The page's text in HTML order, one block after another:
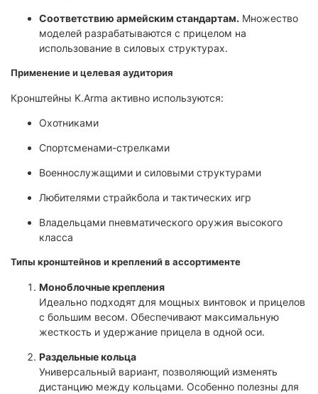
Соответствию армейским стандартам. Множество
моделей разрабатываются с прицелом на
использование в силовых структурах.
Применение и целевая аудитория
Кронштейны K.Arma активно используются:
Охотниками
Спортсменами-стрелками
Военнослужащими и силовыми структурами
Любителями страйкбола и тактических игр
Владельцами пневматического оружия высокого
класса
Типы кронштейнов и креплений в ассортименте
Моноблочные крепления
Идеально подходят для мощных винтовок и прицелов
с большим весом. Обеспечивают максимальную
жесткость и удержание прицела в одной оси.
Раздельные кольца
Универсальный вариант, позволяющий изменять
дистанцию между кольцами. Особенно полезны для